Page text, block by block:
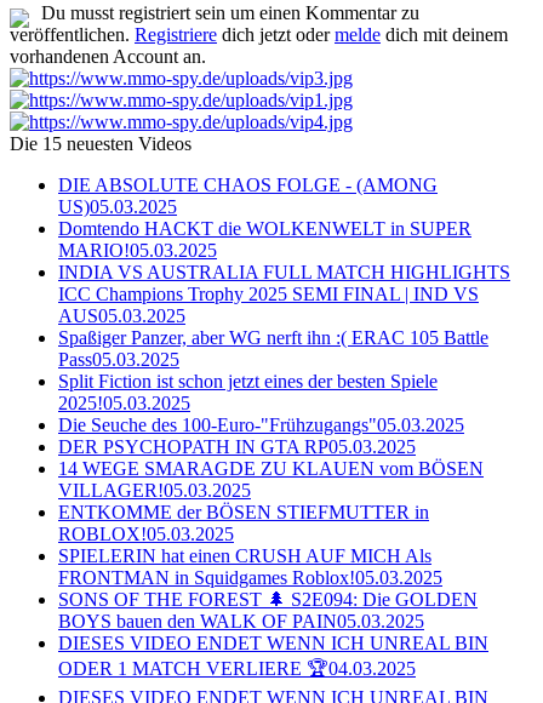
Du musst registriert sein um einen Kommentar zu
veröffentlichen. Registriere dich jetzt odermelde dich mit deinem
vorhandenen Account an.
Die 15 neuesten Videos
DIE ABSOLUTE CHAOS FOLGE - (AMONG
US)05.03.2025
Domtendo HACKT die WOLKENWELT in SUPER
MARIO!05.03.2025
INDIA VS AUSTRALIA FULL MATCH HIGHLIGHTS
ICC Champions Trophy 2025 SEMI FINAL | IND VS
AUS05.03.2025
Spaßiger Panzer, aber WG nerft ihn :( ERAC 105 Battle
Pass05.03.2025
Split Fiction ist schon jetzt eines der besten Spiele
2025!05.03.2025
Die Seuche des 100-Euro-"Frühzugangs"05.03.2025
DER PSYCHOPATH IN GTA RP05.03.2025
14 WEGE SMARAGDE ZU KLAUEN vom BÖSEN
VILLAGER!05.03.2025
ENTKOMME der BÖSEN STIEFMUTTER in
ROBLOX!05.03.2025
SPIELERIN hat einen CRUSH AUF MICH Als
FRONTMAN in Squidgames Roblox!05.03.2025
SONS OF THE FOREST 🌲 S2E094: Die GOLDEN
BOYS bauen den WALK OF PAIN05.03.2025
DIESES VIDEO ENDET WENN ICH UNREAL BIN
ODER 1 MATCH VERLIERE 🏆04.03.2025
DIESES VIDEO ENDET WENN ICH UNREAL BIN